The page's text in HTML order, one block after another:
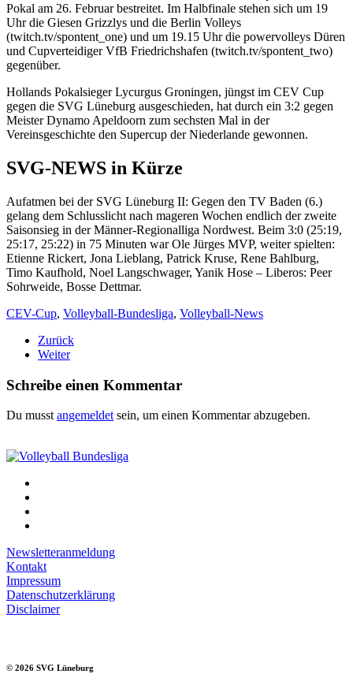
Pokal am 26. Februar bestreitet. Im Halbfinale stehen sich um 19
Uhr die Giesen Grizzlys und die Berlin Volleys
(twitch.tv/spontent_one) und um 19.15 Uhr die powervolleys Düren
und Cupverteidiger VfB Friedrichshafen (twitch.tv/spontent_two)
gegenüber.
Hollands Pokalsieger Lycurgus Groningen, jüngst im CEV Cup
gegen die SVG Lüneburg ausgeschieden, hat durch ein 3:2 gegen
Meister Dynamo Apeldoorn zum sechsten Mal in der
Vereinsgeschichte den Supercup der Niederlande gewonnen.
SVG-NEWS in Kürze
Aufatmen bei der SVG Lüneburg II: Gegen den TV Baden (6.)
gelang dem Schlusslicht nach mageren Wochen endlich der zweite
Saisonsieg in der Männer-Regionalliga Nordwest. Beim 3:0 (25:19,
25:17, 25:22) in 75 Minuten war Ole Jürges MVP, weiter spielten:
Etienne Rickert, Jona Lieblang, Patrick Kruse, Rene Bahlburg,
Timo Kaufhold, Noel Langschwager, Yanik Hose – Liberos: Peer
Sohrweide, Bosse Dettmar.
CEV-Cup, Volleyball-Bundesliga, Volleyball-News
Zurück
Weiter
Schreibe einen Kommentar
Du musst angemeldet sein, um einen Kommentar abzugeben.
Newsletteranmeldung
Kontakt
Impressum
Datenschutzerklärung
Disclaimer
© 2026 SVG Lüneburg